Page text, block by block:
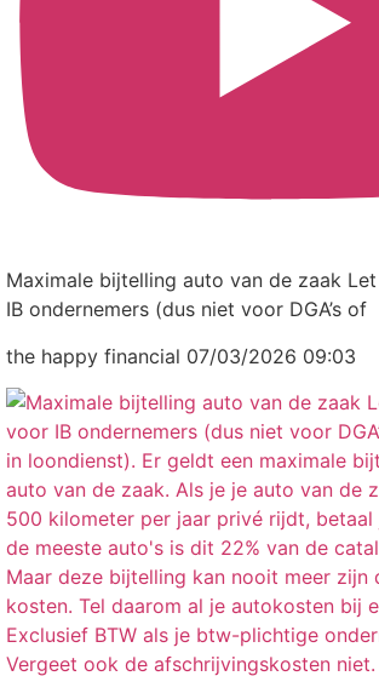
Maximale bijtelling auto van de zaak
IB ondernemers (dus niet voor DGA’s of
the happy financial 07/03/2026 09:03